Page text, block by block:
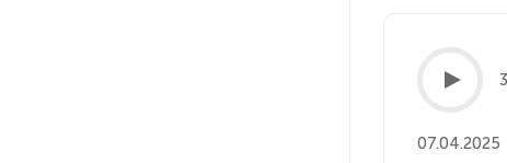
07.04.2025